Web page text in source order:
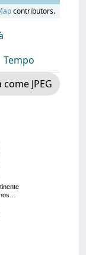
contributors.
Tempo
come JPEG